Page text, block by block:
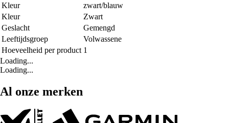
Kleur
zwart/blauw
Kleur
Zwart
Geslacht
Gemengd
Leeftijdsgroep
Volwassene
Hoeveelheid per product 1
Loading...
Loading...
Al onze merken